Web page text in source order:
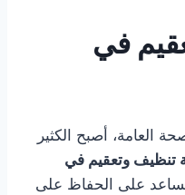
في
العامة، أصبح الكثير
تنظيف وتعقيم في
على الحفاظ على